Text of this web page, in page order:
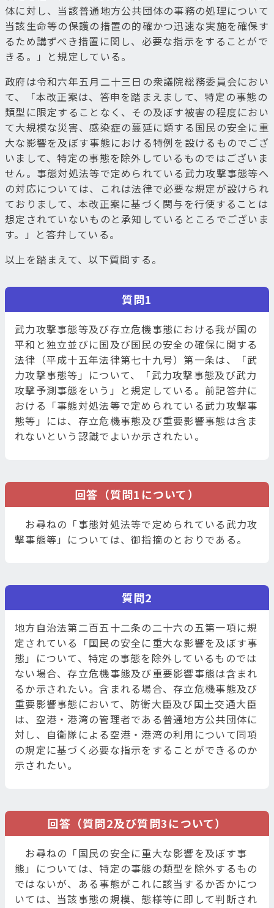
体に対し、当該普通地方公共団体の事務の処理について
当該生命等の保護の措置の的確かつ迅速な実施を確保す
るため講ずべき措置に関し、必要な指示をすることがで
きる。」と規定している。
政府は令和六年五月二十三日の衆議院総務委員会におい
て、「本改正案は、答申を踏まえまして、特定の事態の
類型に限定することなく、その及ぼす被害の程度におい
て大規模な災害、感染症の蔓延に類する国民の安全に重
大な影響を及ぼす事態における特例を設けるものでござ
いまして、特定の事態を除外しているものではございま
せん。事態対処法等で定められている武力攻撃事態等へ
の対応については、これは法律で必要な規定が設けられ
ておりまして、本改正案に基づく関与を行使することは
想定されていないものと承知しているところでございま
す。」と答弁している。
以上を踏まえて、以下質問する。
質問1
武力攻撃事態等及び存立危機事態における我が国の
平和と独立並びに国及び国民の安全の確保に関する
法律（平成十五年法律第七十九号）第一条は、「武
力攻撃事態等」について、「武力攻撃事態及び武力
攻撃予測事態をいう」と規定している。前記答弁に
おける「事態対処法等で定められている武力攻撃事
態等」には、存立危機事態及び重要影響事態は含ま
れないという認識でよいか示されたい。
回答（質問1について）
お尋ねの「事態対処法等で定められている武力攻
撃事態等」については、御指摘のとおりである。
質問2
地方自治法第二百五十二条の二十六の五第一項に規
定されている「国民の安全に重大な影響を及ぼす事
態」について、特定の事態を除外しているものでは
ない場合、存立危機事態及び重要影響事態は含まれ
るか示されたい。含まれる場合、存立危機事態及び
重要影響事態において、防衛大臣及び国土交通大臣
は、空港・港湾の管理者である普通地方公共団体に
対し、自衛隊による空港・港湾の利用について同項
の規定に基づく必要な指示をすることができるのか
示されたい。
回答（質問2及び質問3について）
お尋ねの「国民の安全に重大な影響を及ぼす事
態」については、特定の事態の類型を除外するもの
ではないが、ある事態がこれに該当するか否かにつ
いては、当該事態の規模、態様等に即して判断され